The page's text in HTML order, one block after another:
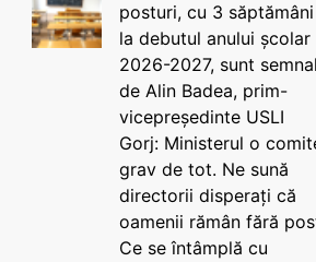
posturi, cu 3
la debutul anului școlar
2026-2027, sunt
de Alin Badea, prim-
vicepreședinte USLI
Gorj: Ministerul o
grav de tot. Ne sună
directorii disperați că
oamenii rămân fără
Ce se întâmplă cu